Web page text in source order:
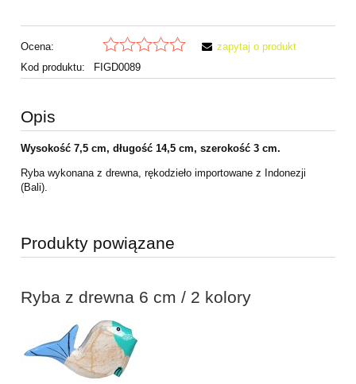
Ocena:
Kod produktu:
FIGD0089
zapytaj o produkt
Opis
Wysokość 7,5 cm, długość 14,5 cm, szerokość 3 cm.
Ryba wykonana z drewna, rękodzieło importowane z Indonezji
(Bali).
Produkty powiązane
Ryba z drewna 6 cm / 2 kolory